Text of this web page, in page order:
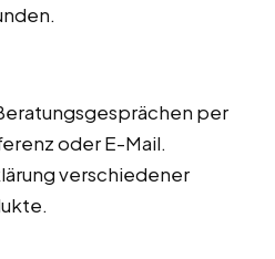
per
oder E-Mail.
verschiedener